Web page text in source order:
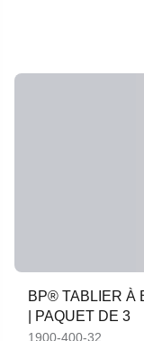
BP® TABLIER À
| PAQUET DE 3
1900-400-32